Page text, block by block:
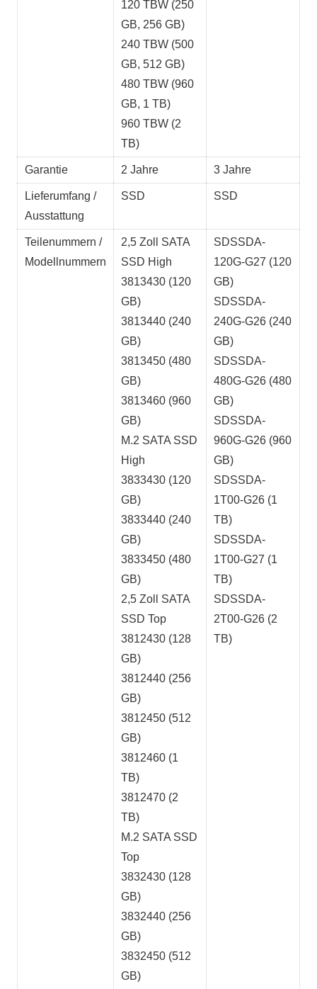
120 TBW (250
GB, 256 GB)
240 TBW (500
GB, 512 GB)
480 TBW (960
GB, 1 TB)
960 TBW (2
TB)
Garantie 2 Jahre 3 Jahre
Lieferumfang /
Ausstattung
SSD SSD
Teilenummern /
Modellnummern
2,5 Zoll SATA
SSD High
3813430 (120
GB)
3813440 (240
GB)
3813450 (480
GB)
3813460 (960
GB)
M.2 SATA SSD
High
3833430 (120
GB)
3833440 (240
GB)
3833450 (480
GB)
2,5 Zoll SATA
SSD Top
3812430 (128
GB)
3812440 (256
GB)
3812450 (512
GB)
3812460 (1
TB)
3812470 (2
TB)
M.2 SATA SSD
Top
3832430 (128
GB)
3832440 (256
GB)
3832450 (512
GB)
SDSSDA-
120G-G27 (120
GB)
SDSSDA-
240G-G26 (240
GB)
SDSSDA-
480G-G26 (480
GB)
SDSSDA-
960G-G26 (960
GB)
SDSSDA-
1T00-G26 (1
TB)
SDSSDA-
1T00-G27 (1
TB)
SDSSDA-
2T00-G26 (2
TB)